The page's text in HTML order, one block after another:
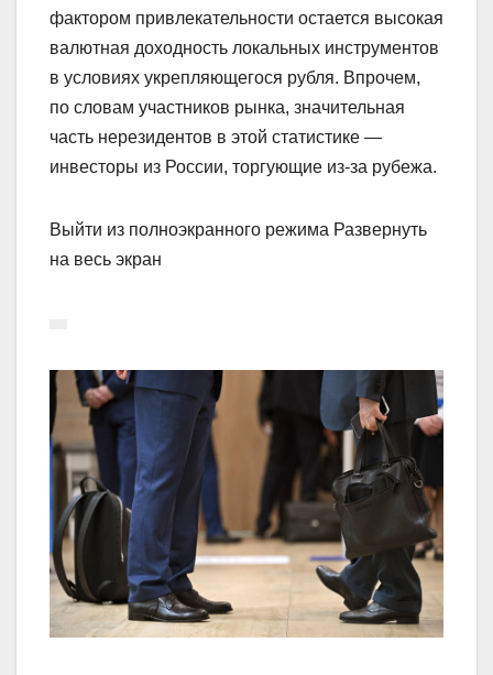
фактором привлекательности остается высокая
валютная доходность локальных инструментов
в условиях укрепляющегося рубля. Впрочем,
по словам участников рынка, значительная
часть нерезидентов в этой статистике —
инвесторы из России, торгующие из-за рубежа.
Выйти из полноэкранного режима Развернуть
на весь экран